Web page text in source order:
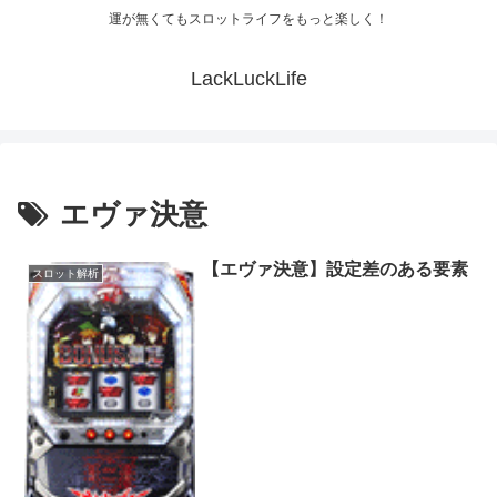
運が無くてもスロットライフをもっと楽しく！
LackLuckLife
エヴァ決意
スロット解析 【エヴァ決意】設定差のある要素